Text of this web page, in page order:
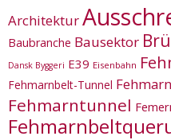
Architektur
Baubranche Bausektor
Dansk Byggeri E39 Eisenbahn
Fehmarnbelt-Tunnel
Fehmarntunnel